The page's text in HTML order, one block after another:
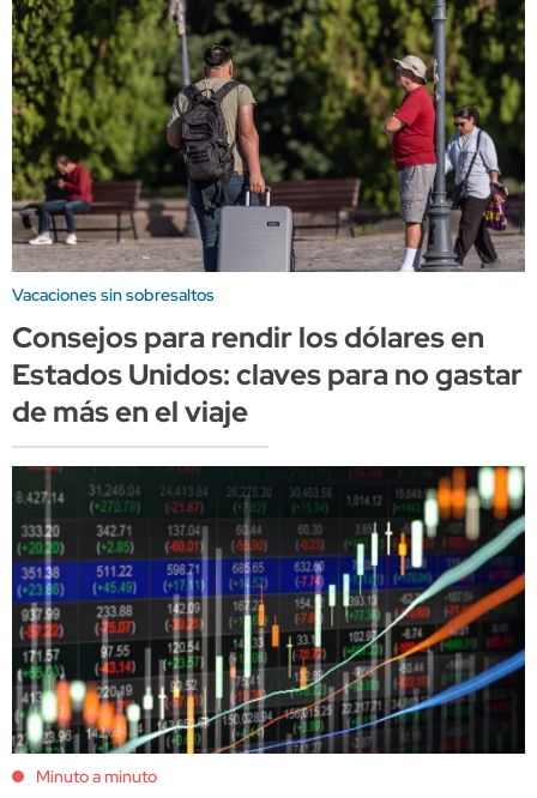
Vacaciones sin sobresaltos
Consejos para rendir los dólares en
Estados Unidos: claves para no gastar
de más en el viaje
Minuto a minuto